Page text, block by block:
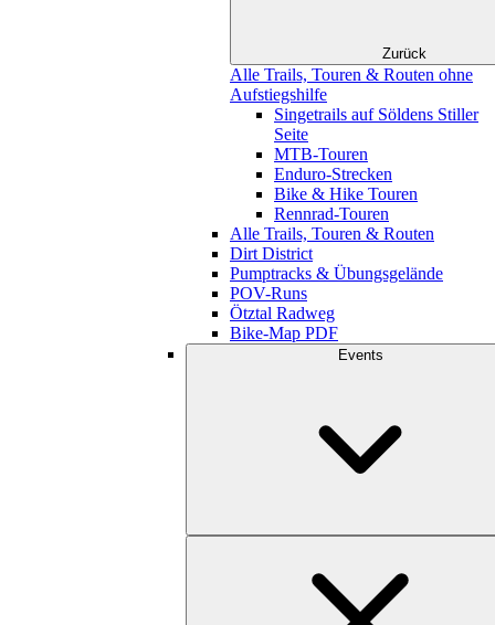
Zurück
Alle Trails, Touren & Routen ohne
Aufstiegshilfe
Singetrails auf Söldens Stiller
Seite
MTB-Touren
Enduro-Strecken
Bike & Hike Touren
Rennrad-Touren
Alle Trails, Touren & Routen
Dirt District
Pumptracks & Übungsgelände
POV-Runs
Ötztal Radweg
Bike-Map PDF
Events